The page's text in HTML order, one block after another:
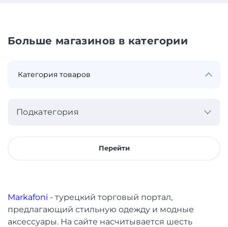
Больше магазинов в категории
Подкатегория
Перейти
Markafoni - турецкий торговый портал,
предлагающий стильную одежду и модные
аксессуары. На сайте насчитывается шесть